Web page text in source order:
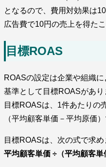
となるので、費用対効果は
広告費で10円の売上を得たこ
目標ROAS
ROASの設定は企業や組織
基準として目標ROASがあり
目標ROASは、1件あたりの
（平均顧客単価－平均原価
目標ROASは、次の式で求め
平均顧客単価 ÷（平均顧客単